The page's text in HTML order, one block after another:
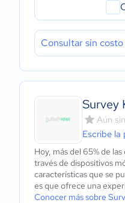
Consultar sin costo
Survey
Aún
Escribe la
Hoy, más del 65% de
través de dispositivos
características que se
es que ofrece una
Conocer más sobre